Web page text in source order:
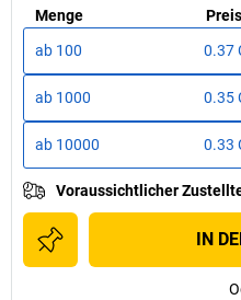
Menge
Preis
ab 100 0.37
ab 1000 0.35
ab 10000 0.33
Voraussichtlicher
IN